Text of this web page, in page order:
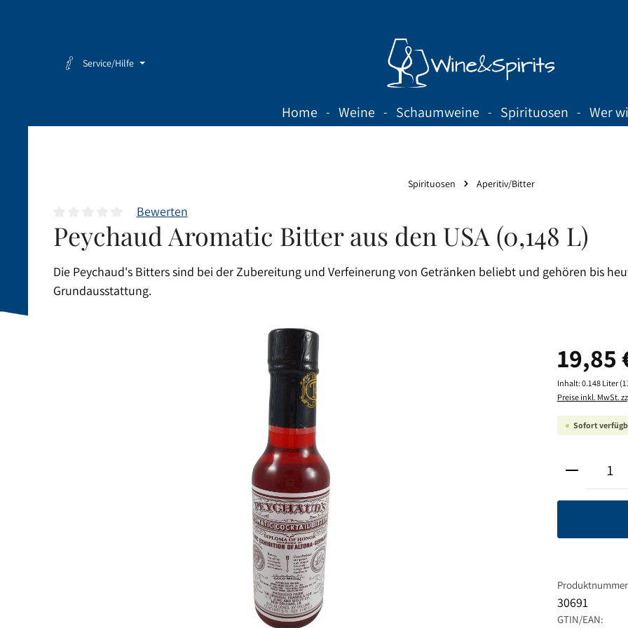
Service/Hilfe
Home Weine Schaumweine Spirituosen Wer
Spirituosen Aperitiv/Bitter
Durchschnittliche Bewertung von 0 von 5 Sternen
Bewerten
Peychaud Aromatic Bitter aus den USA (0,148 L)
Die Peychaud's Bitters sind bei der Zubereitung und Verfeinerung von Getränken beliebt und gehören bis
Grundausstattung.
Regulärer
19,85
Inhalt:0.148 Liter
Preise inkl. MwSt.
Sofort
Produkt
30691
GTIN/EAN: